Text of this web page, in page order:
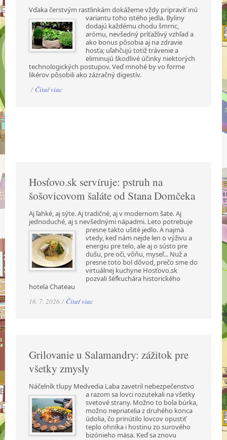
Vďaka čerstvým rastlinkám dokážeme vždy pripraviť inú
variantu toho istého jedla. Byliny
dodajú každému chodu šmrnc,
arómu, nevšedný príťažlivý vzhľad a
ako bonus pôsobia aj na zdravie
hosťa; uľahčujú totiž trávenie a
eliminujú škodlivé účinky niektorých
technologických postupov. Veď mnohé by vo forme
likérov pôsobili ako zázračný digestív.
/ Čítať viac
Hosťovo.sk servíruje: pstruh na
šošovicovom šaláte od Stana Domčeka
Aj ľahké, aj sýte. Aj tradičné, aj v modernom šate. Aj
jednoduché, aj s nevšednými nápadmi. Leto potrebuje
presne takto ušité jedlo. A najmä
vtedy, keď nám nejde len o výživu a
energiu pre telo, ale aj o sústo pre
dušu, pre oči, vôňu, myseľ... Nuž a
presne toto bol dôvod, prečo sme do
virtuálnej kuchyne Hosťovo.sk
pozvali šéfkuchára historického
hotela Chateau
16. 7. 2026 / Čítať viac
Grilovanie u Salamandry: zážitok pre
všetky zmysly
Náčelník tlupy Medvedia Laba zavetril nebezpečenstvo
a razom sa lovci rozutekali na všetky
svetové strany. Možno to bola búrka,
možno nepriatelia z druhého konca
údolia, čo prinútilo lovcov opustiť
teplo ohníka i hostinu zo surového
bizónieho mäsa. Keď sa znovu